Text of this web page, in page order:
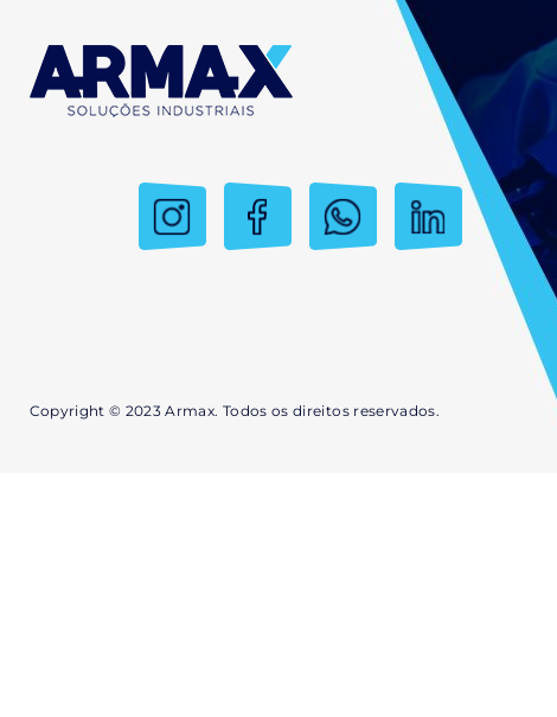
Copyright © 2023 Armax. Todos os direitos reservados.